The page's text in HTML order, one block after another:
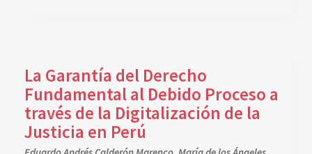
La Garantía del Derecho
Fundamental al Debido Proceso a
través de la Digitalización de la
Justicia en Perú